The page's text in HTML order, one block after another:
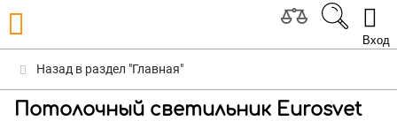
Вход
Назад в раздел "Главная"
Потолочный светильник Eurosvet